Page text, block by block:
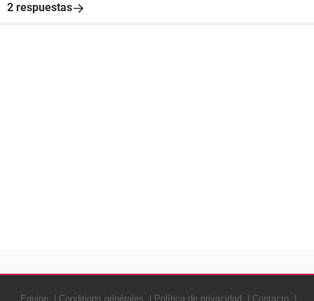
2 respuestas
Equipe Conditions générales Política de privacidad Contacto